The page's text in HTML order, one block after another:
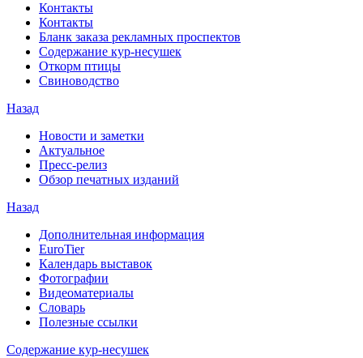
Контакты
Контакты
Бланк заказа рекламных проспектов
Содержание кур-несушек
Откорм птицы
Свиноводство
Назад
Новости и заметки
Актуальное
Пресс-релиз
Обзор печатных изданий
Назад
Дополнительная информация
EuroTier
Календарь выставок
Фотографии
Видеоматериалы
Словарь
Полезные ссылки
Содержание кур-несушек